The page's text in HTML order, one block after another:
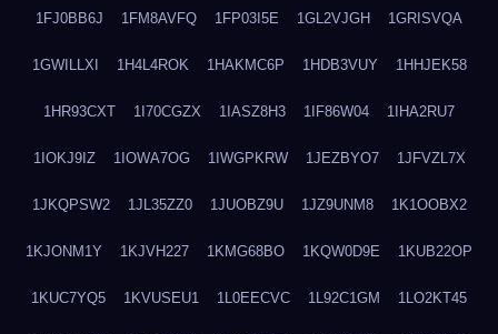
1FJ0BB6J 1FM8AVFQ 1FP03I5E 1GL2VJGH 1GRISVQA
1GWILLXI 1H4L4ROK 1HAKMC6P 1HDB3VUY 1HHJEK58
1HR93CXT 1I70CGZX 1IASZ8H3 1IF86W04 1IHA2RU7
1IOKJ9IZ 1IOWA7OG 1IWGPKRW 1JEZBYO7 1JFVZL7X
1JKQPSW2 1JL35ZZ0 1JUOBZ9U 1JZ9UNM8 1K1OOBX2
1KJONM1Y 1KJVH227 1KMG68BO 1KQW0D9E 1KUB22OP
1KUC7YQ5 1KVUSEU1 1L0EECVC 1L92C1GM 1LO2KT45